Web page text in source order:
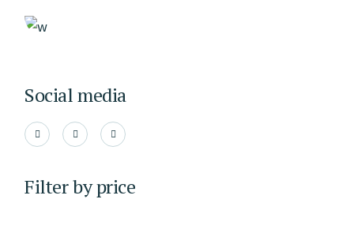
Social media
Filter by price